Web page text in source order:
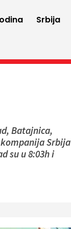
Srbija
Batajnica,
Srbija
su u 8:03h i